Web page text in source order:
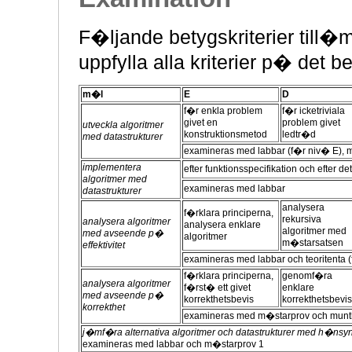
F�ljande betygskriterier
uppfylla alla kriterier p� det
m�l E D
utveckla algoritmer
med datastrukturer
f�r enkla problem
givet en
konstruktionsmetod
f�r icketriviala
problem givet
ledtr�d
examineras med labbar (f�r niv� E),
implementera
algoritmer med
datastrukturer
efter funktionsspecifikation och efter
examineras med labbar
analysera algoritmer
med avseende p�
effektivitet
f�rklara principerna,
analysera enklare
algoritmer
analysera
rekursiva
algoritmer med
m�starsatsen
examineras med labbar och
analysera algoritmer
med avseende p�
korrekthet
f�rklara principerna,
f�rst� ett givet
korrekthetsbevis
genomf�ra
enklare
korrekthetsbevis
examineras med m�starprov och
j�mf�ra alternativa algoritmer och datastrukturer med
examineras med labbar och m�starprov 1